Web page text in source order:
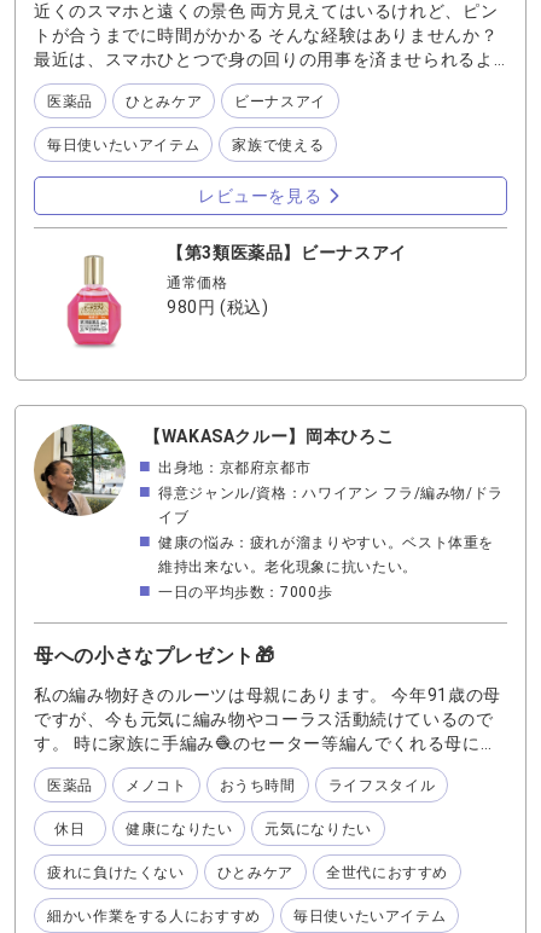
治療型、刺激ややあり、疲れ目◎、乾き○、コンタクト△、
炎症◎ ■マーキュリーアイ：タイプ潤い型、刺激少ない、
疲れ目○、乾き◎、コンタクト◎、炎症△ 結論 しっかりケ
アしたい日は「ビーナスアイ」 目の乾きや日常的な潤いケ
アには「マーキュリーアイ」がおすすめです。 私自身は、
朝→マーキュリーアイで潤いケア 夜→ビーナスアイで一日
の疲れをケア というように使い分けています。 目の状態に
合わせて選ぶことで、より快適に過ごせると感じていま
す。
近くのスマホと遠くの景色 両方見えてはいるけれど、ピン
トが合うまでに時間がかかる そんな経験はありませんか？
最近は、スマホひとつで身の回りの用事を済ませられるよ
うになり、とても便利になりました その反面、以前と比べ
てありえないほど長時間、近くの画面を見続けていると感
じます 夕方になる頃には、スマホやパソコンなど、何らか
の画面を一日中見続けた結果 画面以外のものになかなかピ
ントが合わず、見えづらい…そんなことが増えてきました
私自身、見えづらさの大きな原因が乱視であることもあり
近距離で画面を見る分には不便を感じていませんでしたが
その分、目の疲れは強く感じています 「1時間に1回程度、
遠くを見ると目の疲れが軽減する」と言われていますが ふ
と顔を上げて遠くを見て目を休ませようとしても 遠くを見
ること自体が少し辛いと感じる時があります 知らず知らず
のうちに、ピント調整がしづらく いえ、できなくなってき
いる目の筋肉が疲労するそうです それが、いわゆる「疲れ
目」なのですね ピント調整には目の筋肉が使われており 遠
くを見る筋肉と、近くを見る筋肉は異なります そのため、
近距離ばかりを見続けていると 遠距離を見るために必要な
筋肉をあまり使わなくなり 次第にその筋肉が弱くなってし
まうそうです それを放置してしまうと 「ずっと見えづらい
状態」が定着してしまう可能性もあります そうなる前に、
日頃から目の疲労を和らげておくことが大切ですね 目の筋
取り入れてみてください それと合わせて使いたいのが、目
薬「ビーナスアイ」です WEBページには、目薬の成分とそ
の働きについて詳しい説明があります ・目のピント調節機
能に作用し、目の疲れを改善します ・目の調節機能を助け
て、購入してみました 使用感は、とろみのないさらっとし
た液体で、さし心地はとても優しい印象です さした後に目
を閉じるとじんわりと広がり まぶたを開くと、少しすぅー
っとする軽い爽快感があります 1個から購入できますが、3
個セットが断然おすすめです 最初は「えー、3つも必要か
な？」と思っていましたが 職場に1つ、いつも持ち歩くバ
医薬品 ひとみケア ビーナスアイ
毎日使いたいアイテム 家族で使える
レビューを見る
【第3類医薬品】ビーナスアイ
通常価格
980円(税込)
【WAKASAクルー】岡本ひろこ
出身地：京都府京都市
得意ジャンル/資格：ハワイアン フラ/編み物/ドラ
イブ
健康の悩み：疲れが溜まりやすい。ベスト体重を
維持出来ない。老化現象に抗いたい。
一日の平均歩数：7000歩
母への小さなプレゼント🎁
私の編み物好きのルーツは母親にあります。 今年91歳の母
ですが、今も元気に編み物やコーラス活動続けているので
す。 時に家族に手編み🧶のセーター等編んでくれる母に、
いつまでもこの趣味が続けられるようにと目薬をプレゼン
トしました。 【第3類医薬品】『ビーナスアイ』は点眼に
より、目の疲れをダイレクトに和らげたり、目のかすみ、
目のかゆみに効果があります。 疲れた目の機能を改善する
成分、目のかゆみや炎症を抑える成分、また目の新陳代謝
を活発にするなど8種類の有効成分をバランスよく配合。代
謝を促すことにより蓄積された頑固な疲れを和らげてくれ
医薬品 メノコト おうち時間 ライフスタイル
休日 健康になりたい 元気になりたい
疲れに負けたくない ひとみケア 全世代におすすめ
細かい作業をする人におすすめ 毎日使いたいアイテム